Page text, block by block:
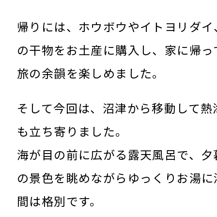
帰りには、ホウボウやイトヨリダ
の干物をお土産に購入し、家に帰
旅の余韻を楽しめました。
そして今回は、沼津から移動して熱
も立ち寄りました。
海が目の前に広がる露天風呂で、夕
の景色を眺めながらゆっくりお湯
間は格別です。